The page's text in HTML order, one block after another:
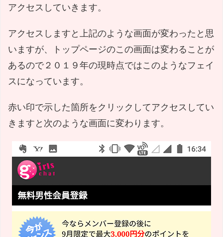
アクセスしていきます。
アクセスしますと上記のような画面が変わったと思
いますが、トップページのこの画面は変わることが
あるので２０１９年の現時点ではこのようなフェイ
スになっています。
赤い印で示した箇所をクリックしてアクセスしてい
きますと次のような画面に変わります。